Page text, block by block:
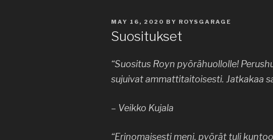
POSTED
ON
MAY 16, 2020 BY ROYSGARAGE
Suositukset
“Suositus Royn pyörähuollolle!
sujuivat ammattitaitoisesti. Jatkakaa
– Veikko Kujala
“Erinomaisesti meni, pyörät tuli